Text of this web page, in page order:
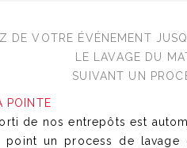
DE VOTRE ÉVÉNEMENT
LE LAVAGE DU
SUIVANT UN
POINTE
de nos entrepôts est
point un process de lavage